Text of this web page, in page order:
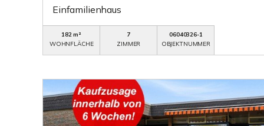
Einfamilienhaus
182 m²
WOHNFLÄCHE
7
ZIMMER
06040326-1
OBJEKTNUMMER